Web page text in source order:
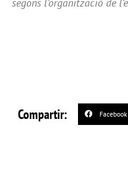
segons l’organització de
Compartir: Facebook